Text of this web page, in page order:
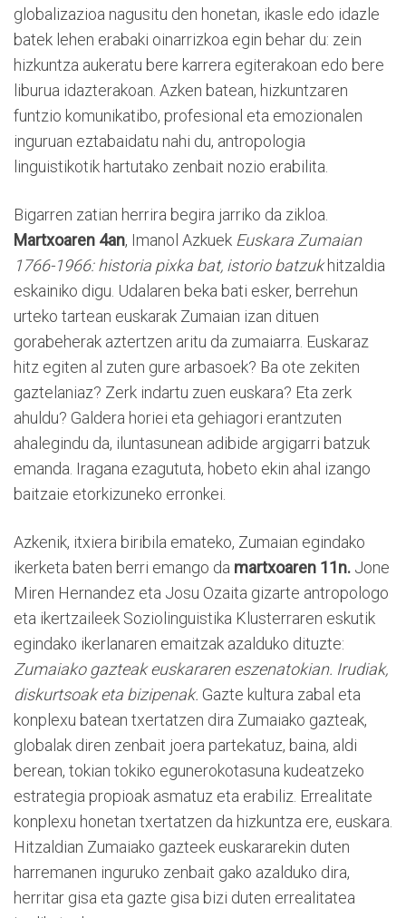
globalizazioa nagusitu den honetan, ikasle edo idazle
batek lehen erabaki oinarrizkoa egin behar du: zein
hizkuntza aukeratu bere karrera egiterakoan edo bere
liburua idazterakoan. Azken batean, hizkuntzaren
funtzio komunikatibo, profesional eta emozionalen
inguruan eztabaidatu nahi du, antropologia
linguistikotik hartutako zenbait nozio erabilita.
Bigarren zatian herrira begira jarriko da zikloa.
Martxoaren 4an, Imanol Azkuek Euskara Zumaian
1766-1966: historia pixka bat, istorio batzukhitzaldia
eskainiko digu. Udalaren beka bati esker, berrehun
urteko tartean euskarak Zumaian izan dituen
gorabeherak aztertzen aritu da zumaiarra. Euskaraz
hitz egiten al zuten gure arbasoek? Ba ote zekiten
gaztelaniaz? Zerk indartu zuen euskara? Eta zerk
ahuldu? Galdera horiei eta gehiagori erantzuten
ahalegindu da, iluntasunean adibide argigarri batzuk
emanda. Iragana ezagututa, hobeto ekin ahal izango
baitzaie etorkizuneko erronkei.
Azkenik, itxiera biribila emateko, Zumaian egindako
ikerketa baten berri emango da martxoaren 11n. Jone
Miren Hernandez eta Josu Ozaita gizarte antropologo
eta ikertzaileek Soziolinguistika Klusterraren eskutik
egindako ikerlanaren emaitzak azalduko dituzte:
Zumaiako gazteak euskararen eszenatokian. Irudiak,
diskurtsoak eta bizipenak. Gazte kultura zabal eta
konplexu batean txertatzen dira Zumaiako gazteak,
globalak diren zenbait joera partekatuz, baina, aldi
berean, tokian tokiko egunerokotasuna kudeatzeko
estrategia propioak asmatuz eta erabiliz. Errealitate
konplexu honetan txertatzen da hizkuntza ere, euskara.
Hitzaldian Zumaiako gazteek euskararekin duten
harremanen inguruko zenbait gako azalduko dira,
herritar gisa eta gazte gisa bizi duten errealitatea